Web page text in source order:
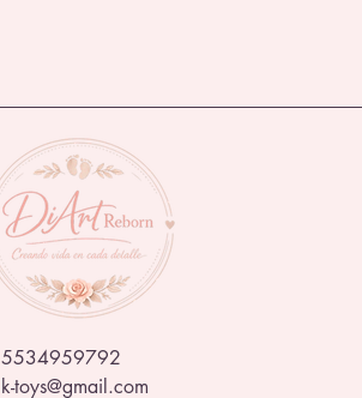
5534959792
k-toys@gmail.com